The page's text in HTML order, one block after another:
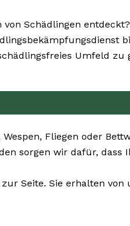
Schädlingen
Umfeld zu
Wespen, Fliegen oder
sorgen wir dafür,
Seite. Sie erhalten